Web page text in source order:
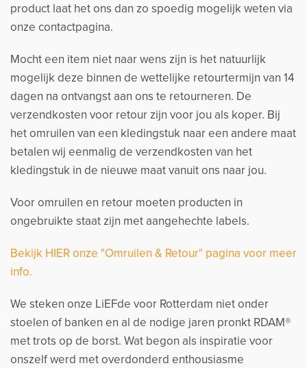
product laat het ons dan zo spoedig mogelijk weten via
onze contactpagina.
Mocht een item niet naar wens zijn is het natuurlijk
mogelijk deze binnen de wettelijke retourtermijn van 14
dagen na ontvangst aan ons te retourneren. De
verzendkosten voor retour zijn voor jou als koper. Bij
het omruilen van een kledingstuk naar een andere maat
betalen wij eenmalig de verzendkosten van het
kledingstuk in de nieuwe maat vanuit ons naar jou.
Voor omruilen en retour moeten producten in
ongebruikte staat zijn met aangehechte labels.
Bekijk HIER onze "Omruilen & Retour" pagina voor meer
info.
We steken onze LiEFde voor Rotterdam niet onder
stoelen of banken en al de nodige jaren pronkt RDAM®
met trots op de borst. Wat begon als inspiratie voor
onszelf werd met overdonderd enthousiasme